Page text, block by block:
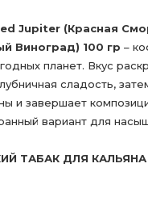
Jupiter (Красная
Виноград) 100 гр –
планет. Вкус
сладость,
и завершает
вариант для
ТАБАК ДЛЯ КАЛЬЯНА